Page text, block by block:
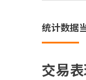
统计数据
交易